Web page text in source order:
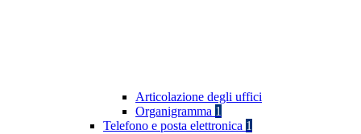
Articolazione degli uffici
Organigramma 1
Telefono e posta elettronica 1